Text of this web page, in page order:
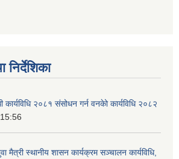
कार्यविधि २०८१ संसोधन गर्न वनकेो कार्यविधि २०८२
मैत्री स्थानीय शासन कार्यक्रम सञ्चालन कार्यविधि,